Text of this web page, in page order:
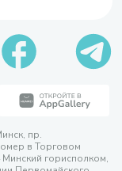
пр.
в Торговом
горисполком,